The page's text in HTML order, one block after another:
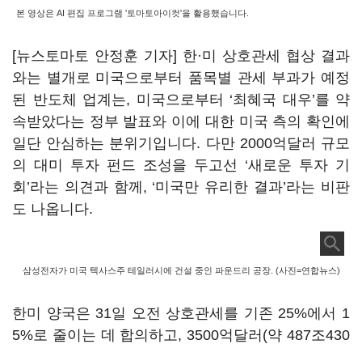
본 영상은 AI 편집 프로그램 '토마토아이컷'을 활용했습니다.
[뉴스토마토 안정훈 기자] 한·미 상호관세 협상 결과
와는 별개로 미국으로부터 품목별 관세 부과가 예정
된 반도체 업계는, 미국으로부터 ‘최혜국 대우’를 약
속받았다는 정부 발표와 이에 대한 미국 측의 확인에
일단 안심하는 분위기입니다. 다만 2000억달러 규모
의 대미 투자 펀드 조성을 두고선 ‘새로운 투자 기
회 ’라는 의견과 함께, ‘미국만 유리한 결과’라는 비판
도 나옵니다.
삼성전자가 미국 텍사스주 테일러시에 건설 중인 파운드리 공장. (사진=연합뉴스)
한미 양국은 31일 오전 상호관세를 기존 25%에서 1
5%로 줄이는 데 합의하고, 3500억달러(약 487조430